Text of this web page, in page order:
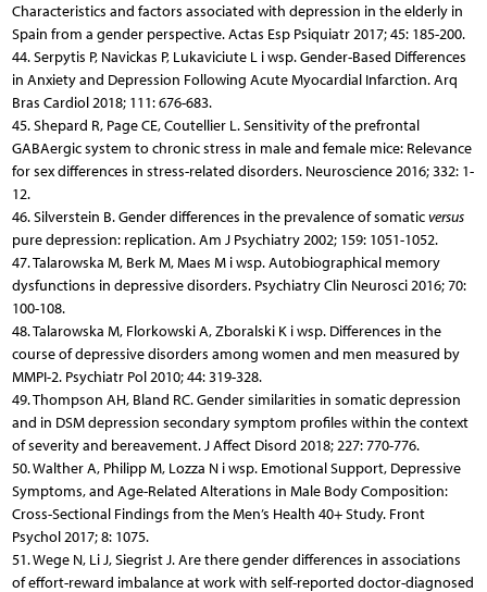
Characteristics and factors associated with depression in the elderly in
Spain from a gender perspective. Actas Esp Psiquiatr 2017; 45: 185-200.
44. Serpytis P, Navickas P, Lukaviciute L i wsp. Gender-Based Differences
in Anxiety and Depression Following Acute Myocardial Infarction. Arq
Bras Cardiol 2018; 111: 676-683.
45. Shepard R, Page CE, Coutellier L. Sensitivity of the prefrontal
GABAergic system to chronic stress in male and female mice: Relevance
for sex differences in stress-related disorders. Neuroscience 2016; 332: 1-
12.
46. Silverstein B. Gender differences in the prevalence of somaticversus
pure depression: replication. Am J Psychiatry 2002; 159: 1051-1052.
47. Talarowska M, Berk M, Maes M i wsp. Autobiographical memory
dysfunctions in depressive disorders. Psychiatry Clin Neurosci 2016; 70:
100-108.
48. Talarowska M, Florkowski A, Zboralski K i wsp. Differences in the
course of depressive disorders among women and men measured by
MMPI-2. Psychiatr Pol 2010; 44: 319-328.
49. Thompson AH, Bland RC. Gender similarities in somatic depression
and in DSM depression secondary symptom profiles within the context
of severity and bereavement. J Affect Disord 2018; 227: 770-776.
50. Walther A, Philipp M, Lozza N i wsp. Emotional Support, Depressive
Symptoms, and Age-Related Alterations in Male Body Composition:
Cross-Sectional Findings from the Men’s Health 40+ Study. Front
Psychol 2017; 8: 1075.
51. Wege N, Li J, Siegrist J. Are there gender differences in associations
of effort-reward imbalance at work with self-reported doctor-diagnosed